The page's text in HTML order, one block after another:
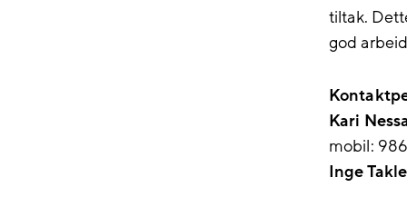
tiltak.
god
Kari
mobil:
Inge